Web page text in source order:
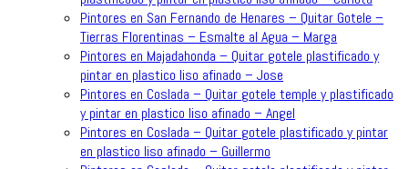
Pintores en San Fernando de Henares – Quitar Gotele –
Tierras Florentinas – Esmalte al Agua – Marga
Pintores en Majadahonda – Quitar gotele plastificado y
pintar en plastico liso afinado – Jose
Pintores en Coslada – Quitar gotele temple y plastificado
y pintar en plastico liso afinado – Angel
Pintores en Coslada – Quitar gotele plastificado y pintar
en plastico liso afinado – Guillermo